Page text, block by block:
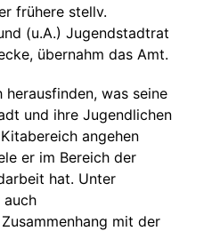
frühere stellv.
(u.A.) Jugendstadtrat
übernahm das Amt.
was seine
und ihre Jugendlichen
angehen
er im Bereich der
hat. Unter
auch
mit der